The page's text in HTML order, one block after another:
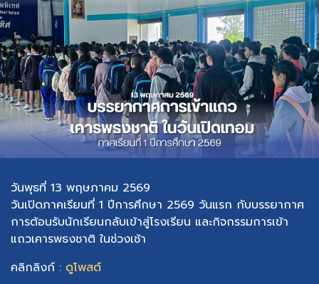
วันพุธที่ 13 พฤษภาคม 2569
วันเปิดภาคเรียนที่ 1 ปีการศึกษา 2569 วันแรก กับบรรยากาศ
การต้อนรับนักเรียนกลับเข้าสู่โรงเรียน และกิจกรรมการเข้า
แถวเคารพธงชาติ ในช่วงเช้า
คลิกลิงก์ : ดูโพสต์